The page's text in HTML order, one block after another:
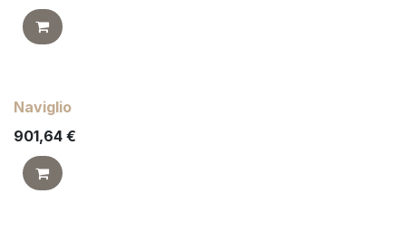
Naviglio
901,64 €